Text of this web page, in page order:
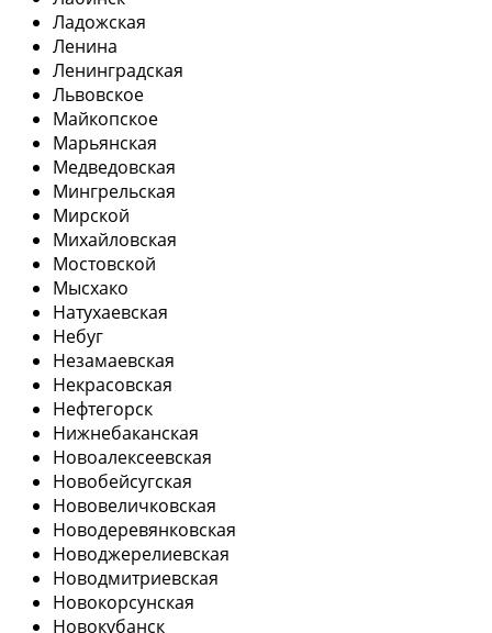
Ладожская
Ленина
Ленинградская
Львовское
Майкопское
Марьянская
Медведовская
Мингрельская
Мирской
Михайловская
Мостовской
Мысхако
Натухаевская
Небуг
Незамаевская
Некрасовская
Нефтегорск
Нижнебаканская
Новоалексеевская
Новобейсугская
Нововеличковская
Новодеревянковская
Новоджерелиевская
Новодмитриевская
Новокорсунская
Новокубанск